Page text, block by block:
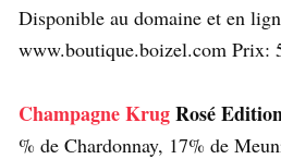
Disponible au domaine et en
www.boutique.boizel.com Prix:
Champagne KrugRosé
% de Chardonnay, 17% de